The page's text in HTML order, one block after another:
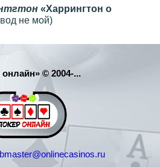
«Харрингтон о
не мой)
© 2004-...